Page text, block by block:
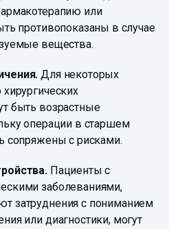
или
противопоказаны в случае
вещества.
Для некоторых
быть возрастные
операции в старшем
сопряжены с рисками.
Пациенты с
заболеваниями,
затруднения с пониманием
или диагностики, могут